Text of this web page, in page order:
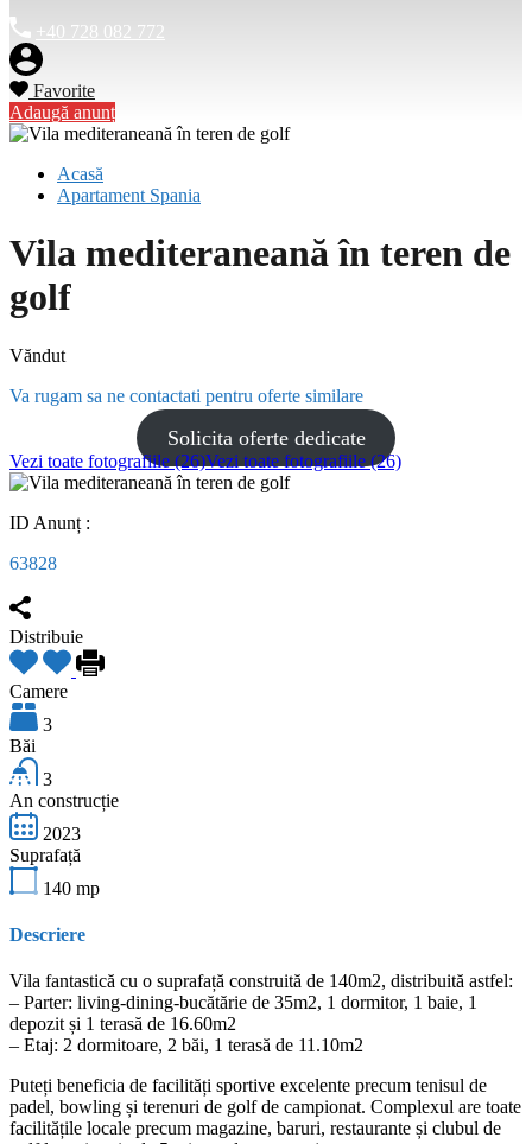
+40 728 082 772
Favorite
Adaugă anunț
Acasă
Apartament Spania
Vila mediteraneană în teren de
golf
Văndut
Va rugam sa ne contactati pentru oferte similare
Solicita oferte dedicate
Vezi toate fotografiile (26)Vezi toate fotografiile (26)
ID Anunț :
63828
Distribuie
Camere
3
Băi
3
An construcție
2023
Suprafață
140 mp
Descriere
Vila fantastică cu o suprafață construită de 140m2, distribuită astfel:
– Parter: living-dining-bucătărie de 35m2, 1 dormitor, 1 baie, 1
depozit și 1 terasă de 16.60m2
– Etaj: 2 dormitoare, 2 băi, 1 terasă de 11.10m2
Puteți beneficia de facilități sportive excelente precum tenisul de
padel, bowling și terenuri de golf de campionat. Complexul are toate
facilitățile locale precum magazine, baruri, restaurante și clubul de